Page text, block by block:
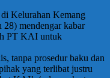
Kelurahan Kemang
mendengar kabar
PT KAI untuk
tanpa prosedur baku dan
yang terlibat justru